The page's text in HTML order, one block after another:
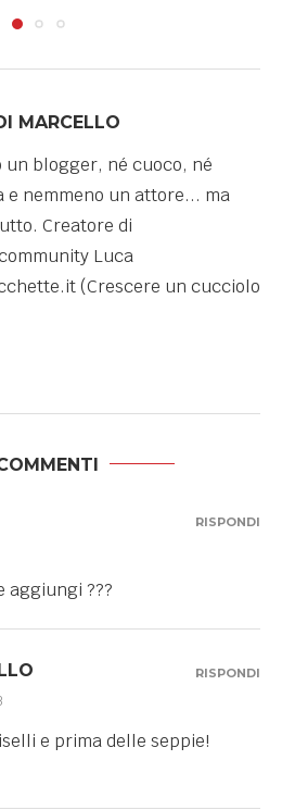
MARCELLO
un blogger, né cuoco, né
e nemmeno un attore... ma
Creatore di
Luca
(Crescere un cucciolo
aggiungi ???
RISPONDI
e prima delle seppie!
RISPONDI